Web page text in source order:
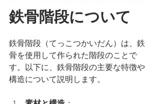
鉄骨階段について
鉄骨階段（てっこつかいだん）は、鉄
骨を使用して作られた階段のことで
す。以下に、鉄骨階段の主要な特徴や
構造について説明します。